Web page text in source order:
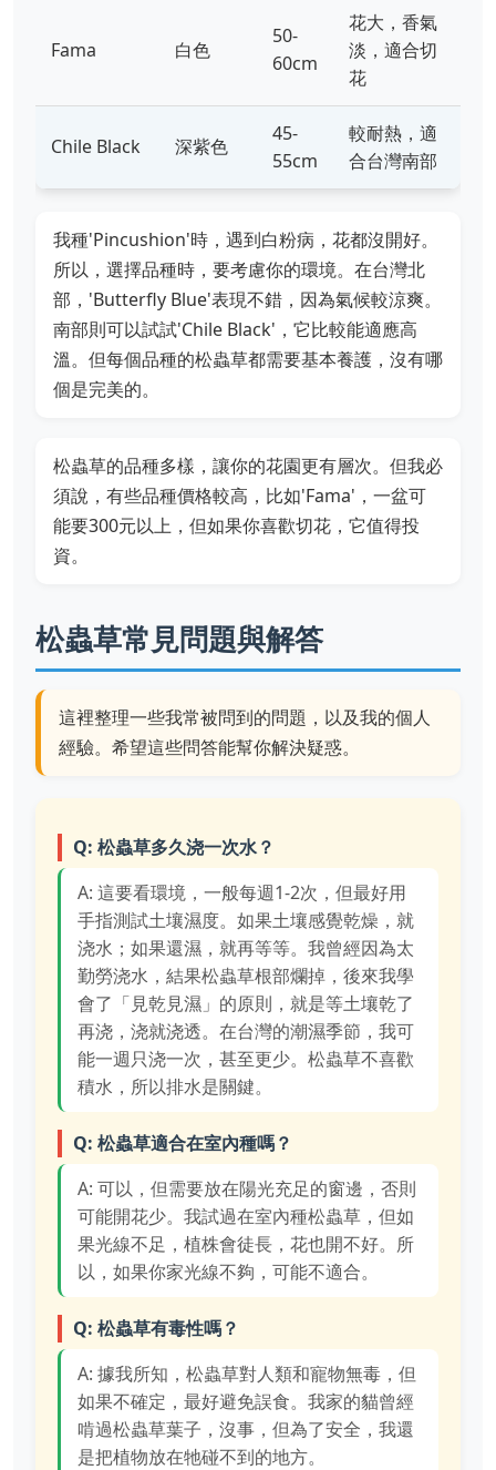
Fama 白色
50-
60cm
花大，香氣
淡，適合切
花
Chile Black 深紫色
45-
55cm
較耐熱，適
合台灣南部
我種'Pincushion'時，遇到白粉病，花都沒開好。
所以，選擇品種時，要考慮你的環境。在台灣北
部，'Butterfly Blue'表現不錯，因為氣候較涼爽。
南部則可以試試'Chile Black'，它比較能適應高
溫。但每個品種的松蟲草都需要基本養護，沒有哪
個是完美的。
松蟲草的品種多樣，讓你的花園更有層次。但我必
須說，有些品種價格較高，比如'Fama'，一盆可
能要300元以上，但如果你喜歡切花，它值得投
資。
松蟲草常見問題與解答
這裡整理一些我常被問到的問題，以及我的個人
經驗。希望這些問答能幫你解決疑惑。
Q: 松蟲草多久浇一次水？
A: 這要看環境，一般每週1-2次，但最好用
手指測試土壤濕度。如果土壤感覺乾燥，就
浇水；如果還濕，就再等等。我曾經因為太
勤勞浇水，結果松蟲草根部爛掉，後來我學
會了「見乾見濕」的原則，就是等土壤乾了
再浇，浇就浇透。在台灣的潮濕季節，我可
能一週只浇一次，甚至更少。松蟲草不喜歡
積水，所以排水是關鍵。
Q: 松蟲草適合在室內種嗎？
A: 可以，但需要放在陽光充足的窗邊，否則
可能開花少。我試過在室內種松蟲草，但如
果光線不足，植株會徒長，花也開不好。所
以，如果你家光線不夠，可能不適合。
Q: 松蟲草有毒性嗎？
A: 據我所知，松蟲草對人類和寵物無毒，但
如果不確定，最好避免誤食。我家的貓曾經
啃過松蟲草葉子，沒事，但為了安全，我還
是把植物放在牠碰不到的地方。